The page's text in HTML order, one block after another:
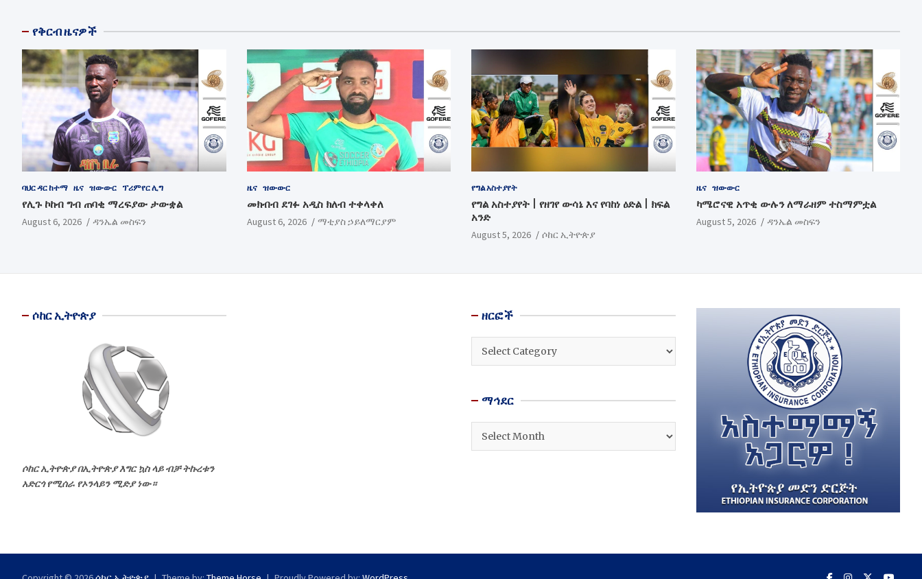
የቅርብ ዜናዎች
ባህር ዳር ከተማ ዜና ዝውውር ፕሪምየር ሊግ
የሊጉ ኮከብ ግብ ጠባቂ ማረፍያው ታውቋል
August 6, 2026 ዳንኤል መስፍን
ዜና ዝውውር
መክብብ ደገፉ አዲስ ክለብ ተቀላቀለ
August 6, 2026 ማቲያስ ኃይለማርያም
የግል አስተያየት
የግል አስተያየት | የዘገየ ውሳኔ እና የባከነ ዕድል | ክፍል
አንድ
August 5, 2026 ሶከር ኢትዮጵያ
ዜና ዝውውር
ካሜሮናዊ አጥቂ ውሉን ለማራዘም ተስማምቷል
August 5, 2026 ዳንኤል መስፍን
ሶከር ኢትዮጵያ
ሶከር ኢትዮጵያ በኢትዮጵያ እግር ኳስ ላይ ብቻ ትኩረቱን
አድርጎ የሚሰራ የኦንላይን ሚድያ ነው።
ዘርፎች
ዘርፎች
ማኅደር
ማኅደር